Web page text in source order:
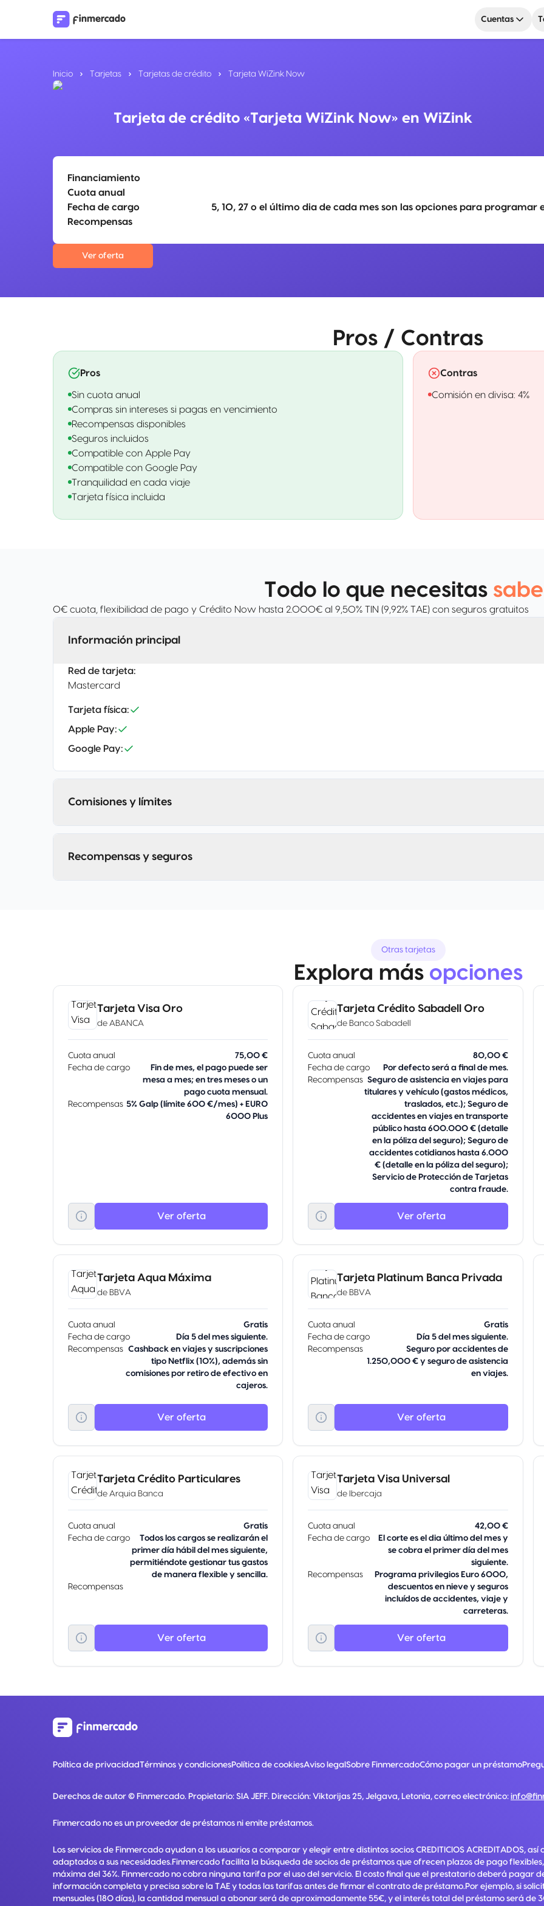
Cuentas
Inicio Tarjetas Tarjetas de crédito Tarjeta WiZink Now
Tarjeta de crédito «Tarjeta WiZink Now» en WiZink
Financiamiento
Cuota anual
Fecha de cargo
5, 10, 27 o el último dia de cada mes son las opciones para programar
Recompensas
Ver oferta
Pros / Contras
Pros
Sin cuota anual
Compras sin intereses si pagas en vencimiento
Recompensas disponibles
Seguros incluidos
Compatible con Apple Pay
Compatible con Google Pay
Tranquilidad en cada viaje
Tarjeta física incluida
Contras
Comisión en divisa: 4%
Todo lo que necesitas
0€ cuota, flexibilidad de pago y Crédito Now hasta 2.000€ al 9,50% TIN (9,92% TAE) con seguros gratuitos
Información principal
Red de tarjeta:
Mastercard
Tarjeta física:
Apple Pay:
Google Pay:
Comisiones y límites
Recompensas y seguros
Otras tarjetas
Explora más opciones
Tarjeta Visa Oro
de ABANCA
Cuota anual
75,00 €
Fecha de cargo
Fin de mes, el pago puede ser
mesa a mes; en tres meses o un
pago cuota mensual.
Recompensas 5% Galp (límite 600 €/mes) + EURO
6000 Plus
Ver oferta
Tarjeta Crédito Sabadell Oro
de Banco Sabadell
Cuota anual
80,00 €
Fecha de cargo
Por defecto será a final de mes.
Recompensas Seguro de asistencia en viajes para
titulares y vehículo (gastos médicos,
traslados, etc.); Seguro de
accidentes en viajes en transporte
público hasta 600.000 € (detalle
en la póliza del seguro); Seguro de
accidentes cotidianos hasta 6.000
€ (detalle en la póliza del seguro);
Servicio de Protección de Tarjetas
contra fraude.
Ver oferta
Tarjeta Aqua Máxima
de BBVA
Cuota anual
Gratis
Fecha de cargo
Día 5 del mes siguiente.
Recompensas Cashback en viajes y suscripciones
tipo Netflix (10%), además sin
comisiones por retiro de efectivo en
cajeros.
Ver oferta
Tarjeta Platinum Banca Privada
de BBVA
Cuota anual
Gratis
Fecha de cargo
Día 5 del mes siguiente.
Recompensas
Seguro por accidentes de
1.250,000 € y seguro de asistencia
en viajes.
Ver oferta
Tarjeta Crédito Particulares
de Arquia Banca
Cuota anual
Gratis
Fecha de cargo
Todos los cargos se realizarán el
primer día hábil del mes siguiente,
permitiéndote gestionar tus gastos
de manera flexible y sencilla.
Recompensas
Ver oferta
Tarjeta Visa Universal
de Ibercaja
Cuota anual
42,00 €
Fecha de cargo
El corte es el dia último del mes y
se cobra el primer día del mes
siguiente.
Recompensas
Programa privilegios Euro 6000,
descuentos en nieve y seguros
incluídos de accidentes, viaje y
carreteras.
Ver oferta
Política de privacidadTérminos y condicionesPolítica de cookiesAviso legal Sobre FinmercadoCómo pagar un préstamo
Derechos de autor © Finmercado. Propietario: SIA JEFF. Dirección: Viktorijas 25, Jelgava, Letonia, correo electrónico:
Finmercado no es un proveedor de préstamos ni emite préstamos.
Los servicios de Finmercado ayudan a los usuarios a comparar y elegir entre distintos socios CREDITICIOS ACREDITADOS,
adaptados a sus necesidades.Finmercado facilita la búsqueda de socios de préstamos que ofrecen plazos de pago
máxima del 36%. Finmercado no cobra ninguna tarifa por el uso del servicio. El costo final que el prestatario deberá pagar
información completa y precisa sobre la TAE y todas las tarifas antes de firmar el contrato de préstamo.Por ejemplo, si
mensuales (180 días), la cantidad mensual a abonar será de aproximadamente 55€, y el interés total del préstamo será de